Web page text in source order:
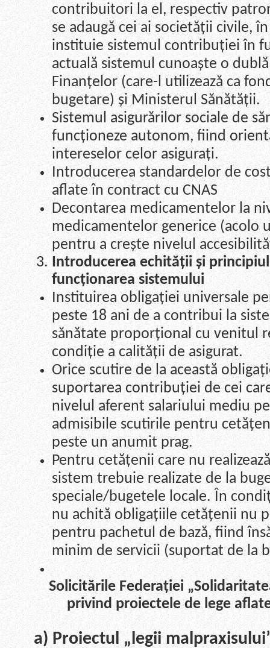
contribuitori la el, respectiv
se adaugă cei ai societății civile,
instituie sistemul contribuției în
actuală sistemul cunoaște o
Finanțelor (care-l utilizează ca
bugetare) și Ministerul Sănătății.
Sistemul asigurărilor sociale de
funcționeze autonom, fiind
intereselor celor asigurați.
Introducerea standardelor de
aflate în contract cu CNAS
Decontarea medicamentelor la
medicamentelor generice (acolo
pentru a crește nivelul
Introducerea echității și
funcționarea sistemului
Instituirea obligației universale
peste 18 ani de a contribui la
sănătate proporțional cu venitul
condiție a calității de asigurat.
Orice scutire de la această
suportarea contribuției de cei
nivelul aferent salariului mediu
admisibile scutirile pentru
peste un anumit prag.
Pentru cetățenii care nu
sistem trebuie realizate de la
speciale/bugetele locale. În
nu achită obligațiile cetățenii nu
pentru pachetul de bază, fiind
minim de servicii (suportat de la
Solicitările Federației
privind proiectele de lege
a) Proiectul „legii